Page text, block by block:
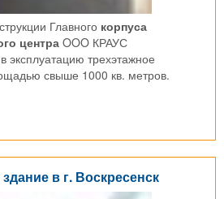
Главного корпуса
центра OOO КРАУС
трехэтажное
свыше 1000 кв. метров.
в г. Воскресенск